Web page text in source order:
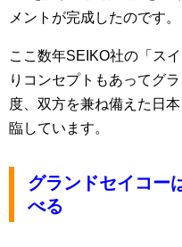
メントが完成したのです。
ここ数年SEIKO社の「ス
りコンセプトもあってグ
度、双方を兼ね備えた日
臨しています。
グランドセイコー
べる